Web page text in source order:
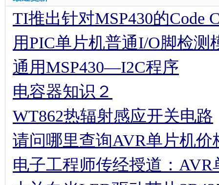
TI推出针对MSP430的Code
用PIC单片机普通I/O脚检测
通用MSP430—I2C程序
电容器知识２
WT862热辐射感应开关电路
请问哪里查询AVR单片机
电子工程师传经授道：